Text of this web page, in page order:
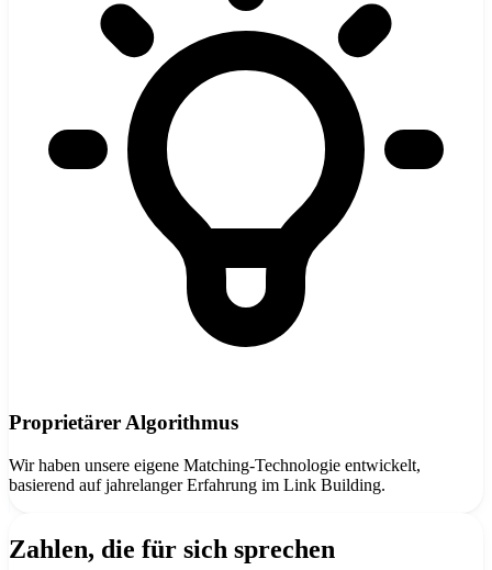
Proprietärer Algorithmus
Wir haben unsere eigene Matching-Technologie entwickelt,
basierend auf jahrelanger Erfahrung im Link Building.
Zahlen, die für sich sprechen